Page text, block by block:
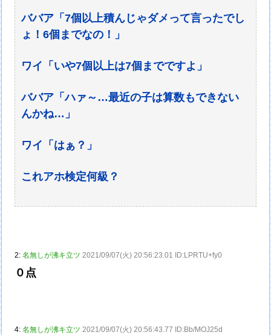
ババア「7個以上積んじゃダメって言ったでし
ょ！6個までなの！」
ワイ「いや7個以上は7個までですよ」
ババア「ハァ～…最近の子は算数もできない
んかね…」
ワイ「はぁ？」
これアホ検定何級？
2:名無しが沸キ立ツ 2021/09/07(火) 20:56:23.01 ID:LPRTU+fy0
０点
4:名無しが沸キ立ツ 2021/09/07(火) 20:56:43.77 ID:Bb/MOJ25d